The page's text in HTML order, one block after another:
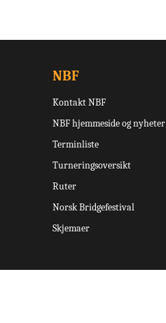
NBF
Kontakt NBF
NBF hjemmeside og nyheter
Terminliste
Turneringsoversikt
Ruter
Norsk Bridgefestival
Skjemaer